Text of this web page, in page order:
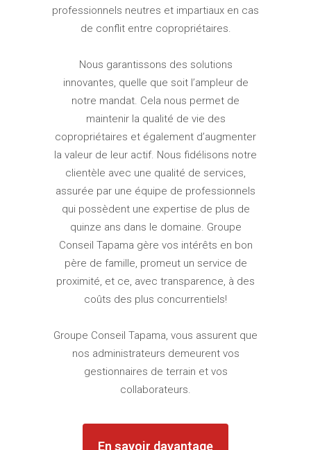
professionnels neutres et impartiaux en cas
de conflit entre copropriétaires.
Nous garantissons des solutions
innovantes, quelle que soit l’ampleur de
notre mandat. Cela nous permet de
maintenir la qualité de vie des
copropriétaires et également d’augmenter
la valeur de leur actif. Nous fidélisons notre
clientèle avec une qualité de services,
assurée par une équipe de professionnels
qui possèdent une expertise de plus de
quinze ans dans le domaine. Groupe
Conseil Tapama gère vos intérêts en bon
père de famille, promeut un service de
proximité, et ce, avec transparence, à des
coûts des plus concurrentiels!
Groupe Conseil Tapama, vous assurent que
nos administrateurs demeurent vos
gestionnaires de terrain et vos
collaborateurs.
En savoir davantage